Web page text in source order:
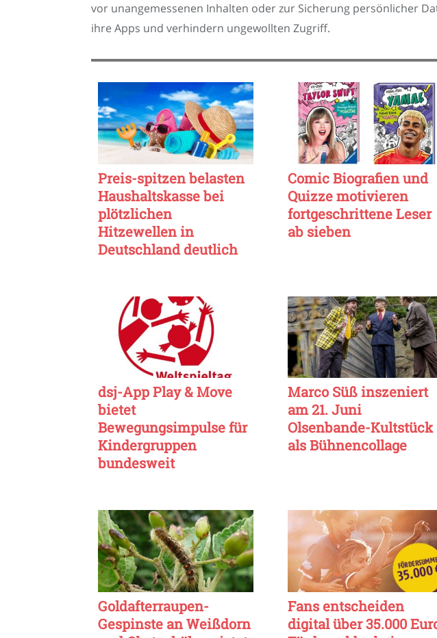
vor unangemessenen Inhalten oder zur Sicherung persönlicher
ihre Apps und verhindern ungewollten Zugriff.
Preis-spitzen belasten
Haushaltskasse bei
plötzlichen
Hitzewellen in
Deutschland deutlich
Comic Biografien und
Quizze motivieren
fortgeschrittene Leser
ab sieben
dsj-App Play & Move
bietet
Bewegungsimpulse für
Kindergruppen
bundesweit
Marco Süß inszeniert
am 21. Juni
Olsenbande-Kultstück
als Bühnencollage
Goldafterraupen-
Gespinste an Weißdorn
Fans entscheiden
digital über 35.000